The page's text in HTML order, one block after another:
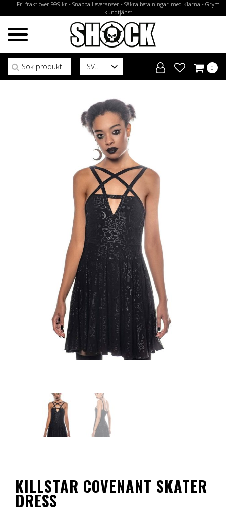
Fri frakt över 999 kr - Snabba Leveranser - Säkra betalningar med Klarna - Grym
kundtjänst
SV
Sök efter:
0
KILLSTAR COVENANT SKATER
DRESS